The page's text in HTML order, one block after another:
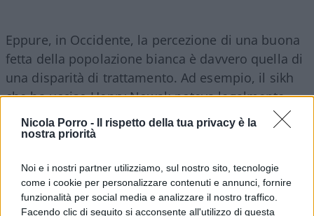
Nicola Porro -
Il rispetto della tua privacy è la
nostra priorità
Noi e i nostri partner utilizziamo, sul nostro sito, tecnologie
come i cookie per personalizzare contenuti e annunci, fornire
funzionalità per social media e analizzare il nostro traffico.
Facendo clic di seguito si acconsente all'utilizzo di questa
Eppure, in Occidente, la percezione di una buona
fetta della popolazione bianca è davvero quella di
una disparità di trattamento. Ad esempio, il sikh
che ha ucciso Henry Nowak poteva legalmente
detenere la lama di 21 cm con cui ha ucciso il
giovane inglese per motivi religiosi. Eguai ad
migranti: si verrebbe subito accusati di essere
xenofobi.